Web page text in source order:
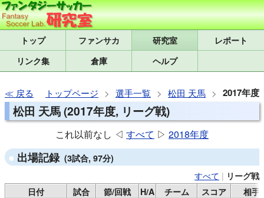
トップ 研究室
レポート
リンク集
倉庫 ヘルプ
戻る トップページ 選手一覧 松田 天馬 2017年度
松田 天馬 (2017年度, リーグ戦)
これ以前なし ◁ すべて ▷ 2018年度
出場記録 (3試合, 97分)
すべて | リーグ戦
日付
試合 節/回戦 H/A チーム スコア 相手